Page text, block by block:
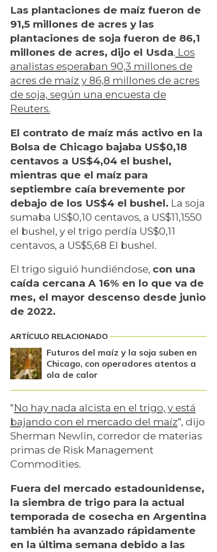
Las plantaciones de maíz fueron de
91,5 millones de acres y las
plantaciones de soja fueron de 86,1
millones de acres, dijo el Usda. Los
analistas esperaban 90,3 millones de
acres de maíz y 86,8 millones de acres
de soja, según una encuesta de
Reuters.
El contrato de maíz más activo en la
Bolsa de Chicago bajaba US$0,18
centavos a US$4,04 el bushel,
mientras que el maíz para
septiembre caía brevemente por
debajo de los US$4 el bushel. La soja
sumaba US$0,10 centavos, a US$11,1550
el bushel, y el trigo perdía US$0,11
centavos, a US$5,68 El bushel.
El trigo siguió hundiéndose, con una
caída cercana A 16% en lo que va de
mes, el mayor descenso desde junio
de 2022.
ARTÍCULO RELACIONADO
Futuros del maíz y la soja suben en
Chicago, con operadores atentos a
ola de calor
"No hay nada alcista en el trigo, y está
bajando con el mercado del maíz", dijo
Sherman Newlin, corredor de materias
primas de Risk Management
Commodities.
Fuera del mercado estadounidense,
la siembra de trigo para la actual
temporada de cosecha en Argentina
también ha avanzado rápidamente
en la última semana debido a las